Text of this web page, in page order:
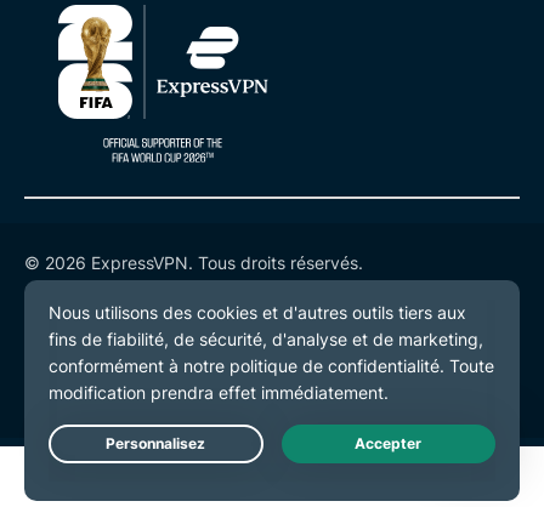
© 2026 ExpressVPN. Tous droits réservés.
Politique de confidentialité
Conditions de service
Préférences de cookies
Live Chat